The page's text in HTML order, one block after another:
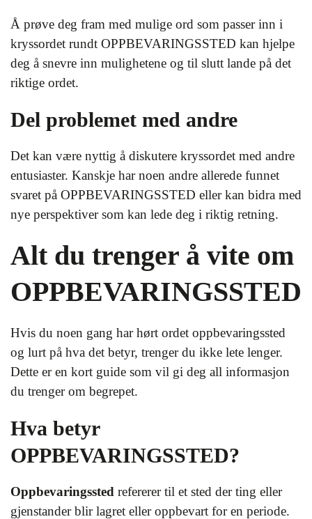
Å prøve deg fram med mulige ord som passer inn i
kryssordet rundt OPPBEVARINGSSTED kan hjelpe
deg å snevre inn mulighetene og til slutt lande på det
riktige ordet.
Del problemet med andre
Det kan være nyttig å diskutere kryssordet med andre
entusiaster. Kanskje har noen andre allerede funnet
svaret på OPPBEVARINGSSTED eller kan bidra med
nye perspektiver som kan lede deg i riktig retning.
Alt du trenger å vite om
OPPBEVARINGSSTED
Hvis du noen gang har hørt ordet oppbevaringssted
og lurt på hva det betyr, trenger du ikke lete lenger.
Dette er en kort guide som vil gi deg all informasjon
du trenger om begrepet.
Hva betyr
OPPBEVARINGSSTED?
Oppbevaringssted refererer til et sted der ting eller
gjenstander blir lagret eller oppbevart for en periode.